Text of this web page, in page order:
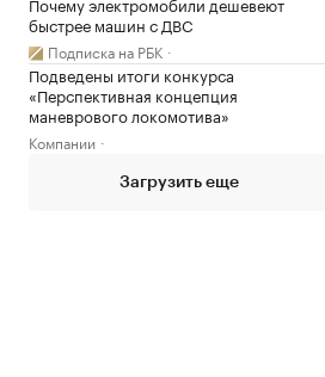
быстрее машин с ДВС
Подписка на РБК
Подведены итоги конкурса
«Перспективная концепция
маневрового локомотива»
Компании
Загрузить еще